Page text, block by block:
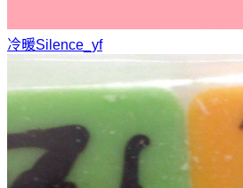
冷暖Silence_yf